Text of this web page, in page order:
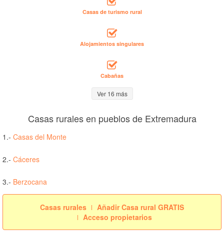
Casas de turismo rural
Alojamientos singulares
Cabañas
Ver 16 más
Casas rurales en pueblos de Extremadura
1.- Casas del Monte
2.- Cáceres
3.- Berzocana
Casas rurales
Añadir Casa rural GRATIS
Acceso propietarios